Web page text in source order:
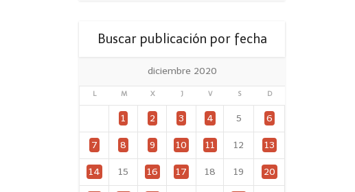
Buscar publicación por fecha
diciembre 2020
L M X J V S D
1 2 3 4 5 6
7 8 9 10 11 12 13
14 15 16 17 18 19 20